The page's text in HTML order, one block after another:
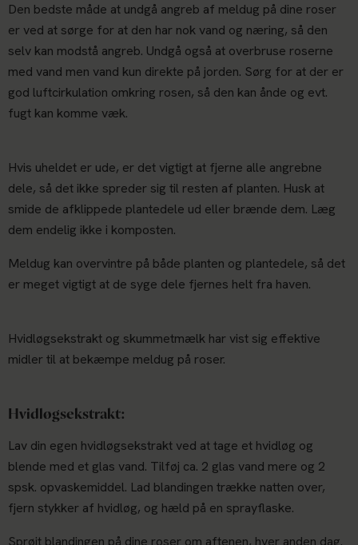
Den bedste måde at undgå angreb af meldug på dine roser
er ved at sørge for at den har nok vand og næring, så den
selv kan modstå angreb. Undgå også at overbruse roserne
med vand men vand kun direkte på jorden. Sørg for at der er
god luftcirkulation omkring rosen, så den kan ånde og evt.
fugt kan komme væk.
Hvis uheldet er ude, er det vigtigt at fjerne alle angrebne
dele, så det ikke spreder sig til resten af planten. Husk at
smide de afklippede plantedele ud eller brænde dem. Læg
dem endelig ikke i komposten.
Meldug kan overvintre på både planten og plantedele, så det
er meget vigtigt at de syge dele fjernes helt fra haven.
Hvidløgsekstrakt og skummetmælk har vist sig effektive
midler til at bekæmpe meldug på roser.
Hvidløgsekstrakt:
Lav din egen hvidløgsekstrakt ved at tage et hvidløg og
blende med et glas vand. Tilføj ca. 2 glas vand mere og 2
spsk. opvaskemiddel. Lad blandingen trække natten over,
fjern stykker af hvidløg, og hæld på en sprayflaske.
Sprøjt blandingen på dine roser om aftenen, hver anden dag.